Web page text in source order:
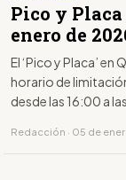
Pico y
enero de
El ‘Pico y Placa’
horario de
desde las 16:00 a
Redacción · 05 de